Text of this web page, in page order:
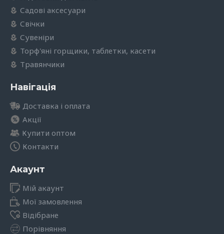
Садові аксесуари
Свічки
Сувеніри
Торф'яні горщики, таблетки, касети
Травянчики
Навігація
Доставка і оплата
Акції
Купити оптом
Контакти
Акаунт
Мій акаунт
Мої замовлення
Відібране
Порівняння